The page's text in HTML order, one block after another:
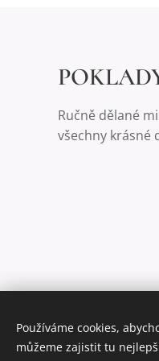
Ručně dělané
všechny krásné
Vytvořeno službou
Používáme cookies,
můžeme zajistit tu